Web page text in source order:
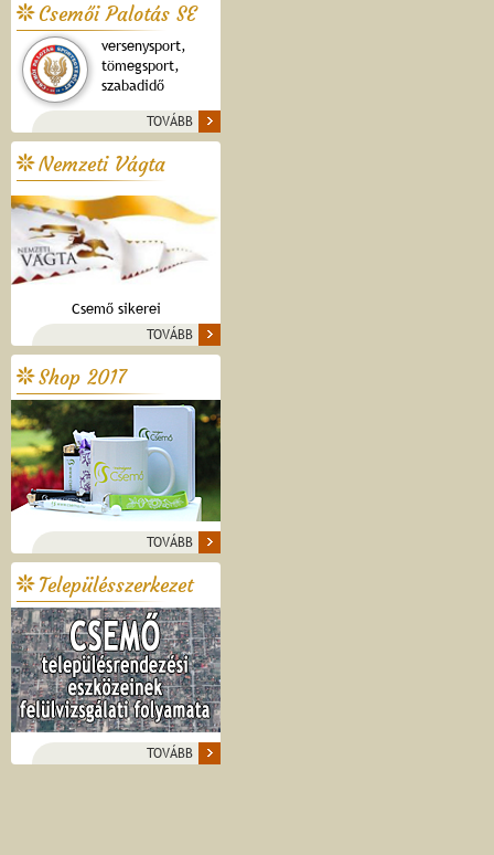
Csemői Palotás SE
versenysport,
tömegsport,
szabadidő
TOVÁBB
Nemzeti Vágta
Csemő sikerei
TOVÁBB
Shop 2017
TOVÁBB
Településszerkezet
TOVÁBB